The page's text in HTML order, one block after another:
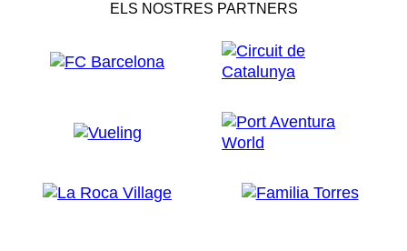
ELS NOSTRES PARTNERS